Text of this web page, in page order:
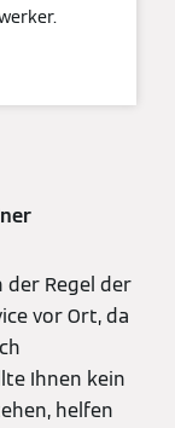
Regel der
vor Ort, da
Ihnen kein
helfen